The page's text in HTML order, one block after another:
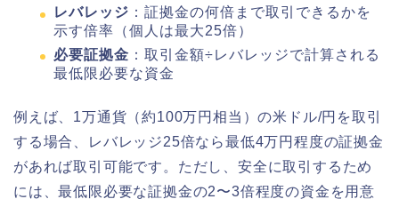
レバレッジ ：証拠金の何倍まで取引できるかを
示す倍率（個人は最大25倍）
必要証拠金 ：取引金額÷レバレッジで計算される
最低限必要な資金
例えば、1万通貨（約100万円相当）の米ドル/円を取引
する場合、レバレッジ25倍なら最低4万円程度の証拠金
があれば取引可能です。ただし、安全に取引するため
には、最低限必要な証拠金の2〜3倍程度の資金を用意